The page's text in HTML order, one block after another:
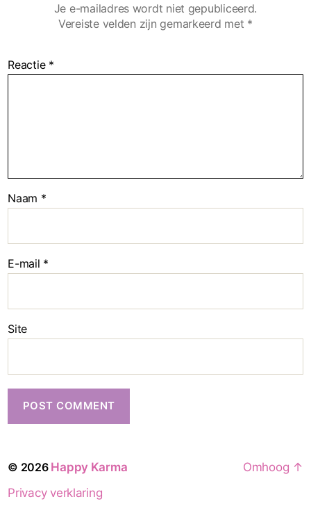
Je e-mailadres wordt niet gepubliceerd.
Vereiste velden zijn gemarkeerd met *
Reactie *
Naam *
E-mail *
Site
© 2026 Happy Karma
Privacy verklaring
Omhoog ↑